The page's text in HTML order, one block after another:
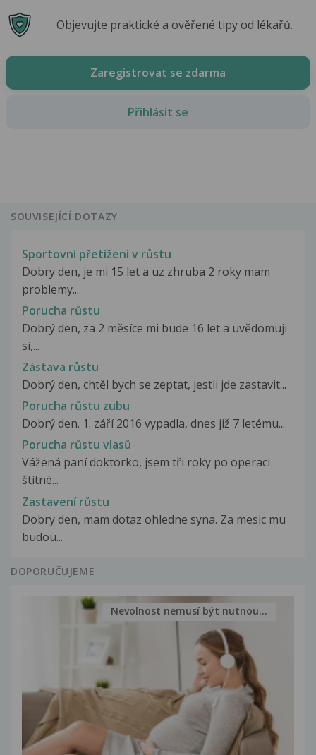
Objevujte praktické a ověřené tipy od lékařů.
Zaregistrovat se zdarma
Přihlásit se
SOUVISEJÍCÍ DOTAZY
Sportovní přetížení v růstu
Dobry den, je mi 15 let a uz zhruba 2 roky mam
problemy...
Porucha růstu
Dobrý den, za 2 měsíce mi bude 16 let a uvědomuji
si,...
Zástava růstu
Dobrý den, chtěl bych se zeptat, jestli jde zastavit...
Porucha růstu zubu
Dobrý den. 1. září 2016 vypadla, dnes již 7 letému...
Porucha růstu vlasů
Vážená paní doktorko, jsem tři roky po operaci
štítné...
Zastavení růstu
Dobry den, mam dotaz ohledne syna. Za mesic mu
budou...
DOPORUČUJEME
Nevolnost nemusí být nutnou...